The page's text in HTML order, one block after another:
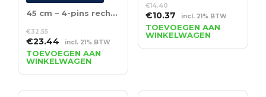
45 cm – 4-pins recht – dimbaar
€32.55
Oorspronkelijke
prijs
was:
€32.55.
€23.44Huidige
prijs
is:
€23.44.
incl. 21% BTW
TOEVOEGEN AAN
WINKELWAGEN
€14.40
Oorspronkelijke
prijs
was:
€14.40.
€10.37 Huidige
prijs
is:
€10.37.
incl. 21% BTW
TOEVOEGEN AAN
WINKELWAGEN